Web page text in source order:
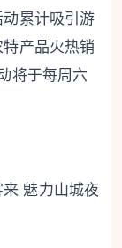
累计吸引游
产品火热销
将于每周六
魅力山城夜